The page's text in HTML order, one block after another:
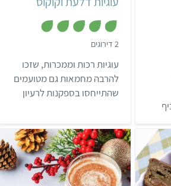
2 דירוגים
ת
ו
ך
5
עוגיות רכות וממכרות, שזכו
להרבה מחמאות גם מטועמים
שהתייחסו בספקנות לרעיון
קוקוס ותבלינים שמעניקים
להן טעם עשיר. מבוסס על
מתכון מהבלוג Versatile
Vegetarian Kitchen